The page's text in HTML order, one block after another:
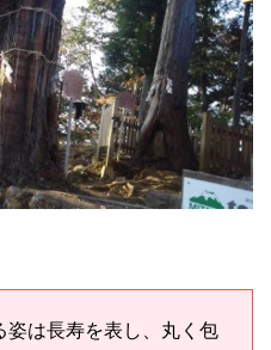
姿は長寿を表し、丸く包